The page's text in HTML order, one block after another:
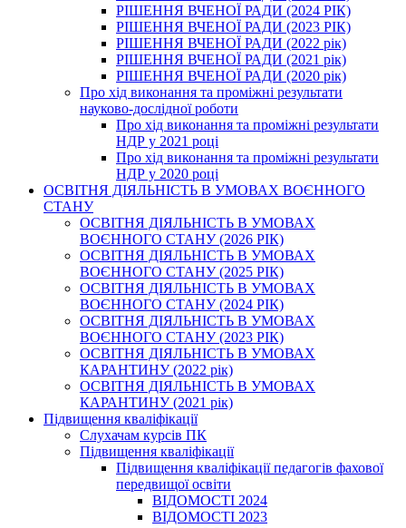
РІШЕННЯ ВЧЕНОЇ РАДИ (2024 РІК)
РІШЕННЯ ВЧЕНОЇ РАДИ (2023 РІК)
РІШЕННЯ ВЧЕНОЇ РАДИ (2022 рік)
РІШЕННЯ ВЧЕНОЇ РАДИ (2021 рік)
РІШЕННЯ ВЧЕНОЇ РАДИ (2020 рік)
Про хід виконання та проміжні результати
науково-дослідної роботи
Про хід виконання та проміжні результати
НДР у 2021 році
Про хід виконання та проміжні результати
НДР у 2020 році
ОСВІТНЯ ДІЯЛЬНІСТЬ В УМОВАХ ВОЄННОГО
СТАНУ
ОСВІТНЯ ДІЯЛЬНІСТЬ В УМОВАХ
ВОЄННОГО СТАНУ (2026 РІК)
ОСВІТНЯ ДІЯЛЬНІСТЬ В УМОВАХ
ВОЄННОГО СТАНУ (2025 РІК)
ОСВІТНЯ ДІЯЛЬНІСТЬ В УМОВАХ
ВОЄННОГО СТАНУ (2024 РІК)
ОСВІТНЯ ДІЯЛЬНІСТЬ В УМОВАХ
ВОЄННОГО СТАНУ (2023 РІК)
ОСВІТНЯ ДІЯЛЬНІСТЬ В УМОВАХ
КАРАНТИНУ (2022 рік)
ОСВІТНЯ ДІЯЛЬНІСТЬ В УМОВАХ
КАРАНТИНУ (2021 рік)
Підвищення кваліфікації
Слухачам курсів ПК
Підвищення кваліфікації
Підвищення кваліфікації педагогів фахової
передвищої освіти
ВІДОМОСТІ 2024
ВІДОМОСТІ 2023